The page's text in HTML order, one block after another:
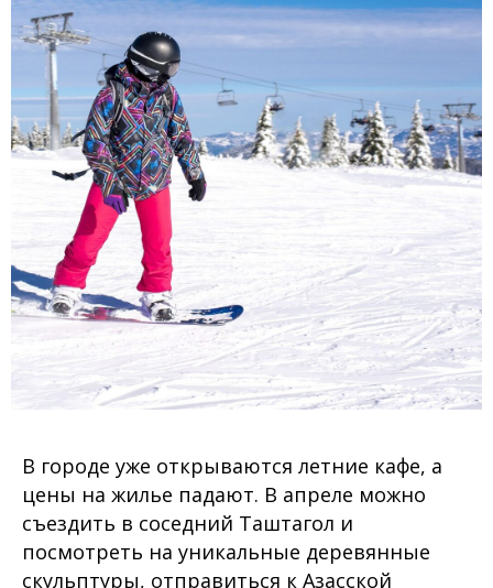
В городе уже открываются летние кафе, а
цены на жилье падают. В апреле можно
съездить в соседний Таштагол и
посмотреть на уникальные деревянные
скульптуры, отправиться к Азасской